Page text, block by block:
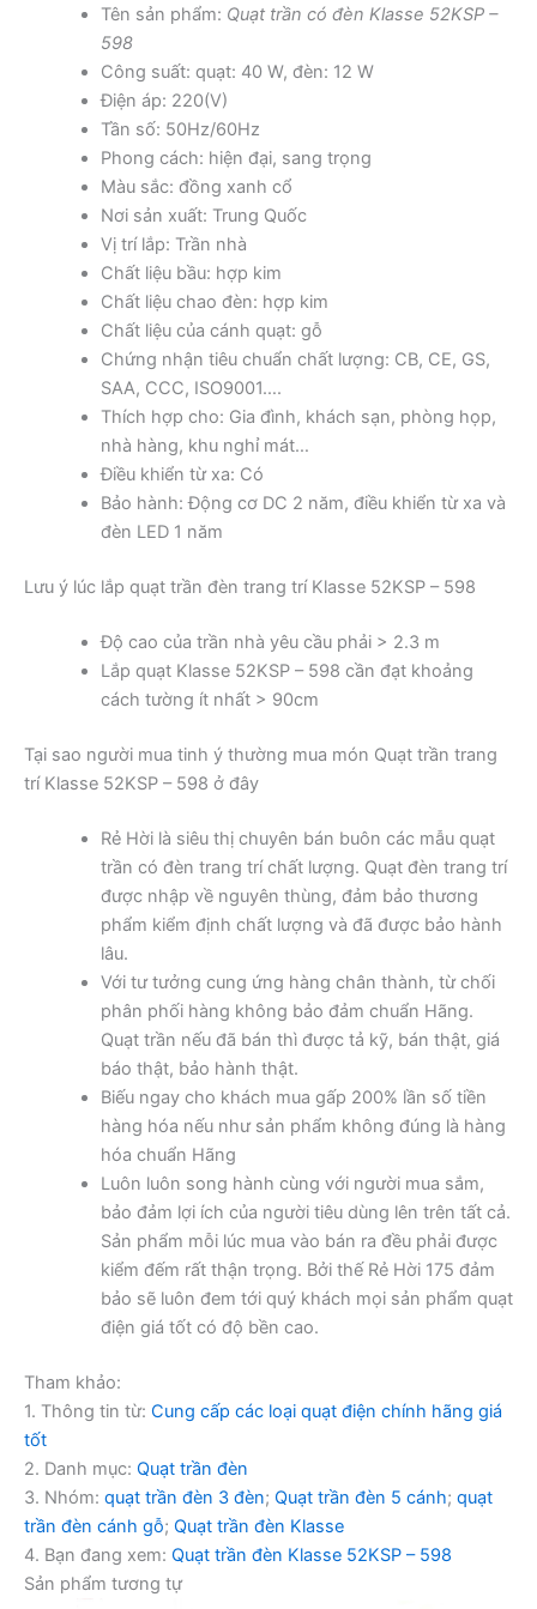
Tên sản phẩm: Quạt trần có đèn Klasse 52KSP –
598
Công suất: quạt: 40 W, đèn: 12 W
Điện áp: 220(V)
Tần số: 50Hz/60Hz
Phong cách: hiện đại, sang trọng
Màu sắc: đồng xanh cổ
Nơi sản xuất: Trung Quốc
Vị trí lắp: Trần nhà
Chất liệu bầu: hợp kim
Chất liệu chao đèn: hợp kim
Chất liệu của cánh quạt: gỗ
Chứng nhận tiêu chuẩn chất lượng: CB, CE, GS,
SAA, CCC, ISO9001….
Thích hợp cho: Gia đình, khách sạn, phòng họp,
nhà hàng, khu nghỉ mát…
Điều khiển từ xa: Có
Bảo hành: Động cơ DC 2 năm, điều khiển từ xa và
đèn LED 1 năm
Lưu ý lúc lắp quạt trần đèn trang trí Klasse 52KSP – 598
Độ cao của trần nhà yêu cầu phải > 2.3 m
Lắp quạt Klasse 52KSP – 598 cần đạt khoảng
cách tường ít nhất > 90cm
Tại sao người mua tinh ý thường mua món Quạt trần trang
trí Klasse 52KSP – 598 ở đây
Rẻ Hời là siêu thị chuyên bán buôn các mẫu quạt
trần có đèn trang trí chất lượng. Quạt đèn trang trí
được nhập về nguyên thùng, đảm bảo thương
phẩm kiểm định chất lượng và đã được bảo hành
lâu.
Với tư tưởng cung ứng hàng chân thành, từ chối
phân phối hàng không bảo đảm chuẩn Hãng.
Quạt trần nếu đã bán thì được tả kỹ, bán thật, giá
báo thật, bảo hành thật.
Biếu ngay cho khách mua gấp 200% lần số tiền
hàng hóa nếu như sản phẩm không đúng là hàng
hóa chuẩn Hãng
Luôn luôn song hành cùng với người mua sắm,
bảo đảm lợi ích của người tiêu dùng lên trên tất cả.
Sản phẩm mỗi lúc mua vào bán ra đều phải được
kiểm đếm rất thận trọng. Bởi thế Rẻ Hời 175 đảm
bảo sẽ luôn đem tới quý khách mọi sản phẩm quạt
điện giá tốt có độ bền cao.
Tham khảo:
1. Thông tin từ: Cung cấp các loại quạt điện chính hãng giá
tốt
2. Danh mục: Quạt trần đèn
3. Nhóm: quạt trần đèn 3 đèn; Quạt trần đèn 5 cánh; quạt
trần đèn cánh gỗ; Quạt trần đèn Klasse
4. Bạn đang xem: Quạt trần đèn Klasse 52KSP – 598
Sản phẩm tương tự